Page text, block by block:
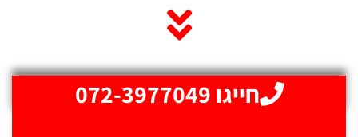
חייגו 072-3977049